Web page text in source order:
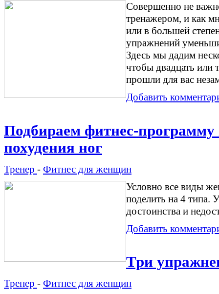
Совершенно не
тренажером, и как
или в большей
упражнений
Здесь мы дадим
чтобы двадцать или
прошли для вас
Добавить
Подбираем фитнес-
похудения ног
Тренер - Фитнес для женщин
Условно все виды
поделить на 4 типа.
достоинства и
Добавить
Три
Тренер - Фитнес для женщин